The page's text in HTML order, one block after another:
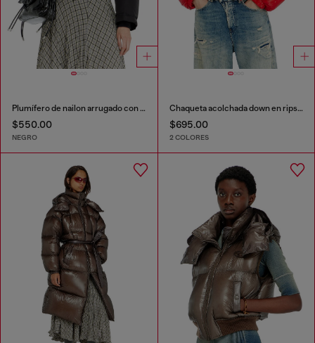
Plumífero de nailon arrugado con capucha desmontable
$550.00
NEGRO
Chaqueta acolchada down en ripstop con cuello de punto
$695.00
2 COLORES